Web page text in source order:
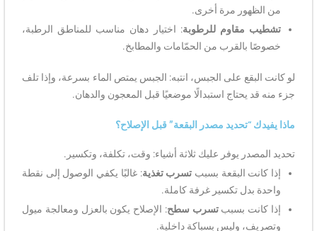
من الظهور مرة أخرى.
تشطيب مقاوم للرطوبة: اختيار دهان مناسب للمناطق الرطبة،
خصوصًا بالقرب من الحمّامات والمطابخ.
لو كانت البقع على الجبس، انتبه: الجبس يمتص الماء بسرعة، وإذا تلف
جزء منه قد يحتاج استبدالًا موضعيًا قبل المعجون والدهان.
ماذا يفيدك “تحديد مصدر البقعة” قبل الإصلاح؟
تحديد المصدر يوفر عليك ثلاثة أشياء: وقت، تكلفة، وتكسير.
إذا كانت البقعة بسبب تسرب تغذية: غالبًا يكفي الوصول إلى نقطة
واحدة بدل تكسير غرفة كاملة.
إذا كانت بسببتسرب سطح: الإصلاح يكون بالعزل ومعالجة ميول
وتصريف، وليس بسباكة داخلية.